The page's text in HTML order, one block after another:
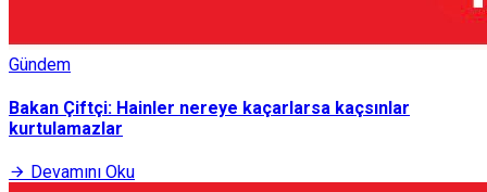
Gündem
Bakan Çiftçi: Hainler nereye kaçarlarsa kaçsınlar
kurtulamazlar
Devamını Oku